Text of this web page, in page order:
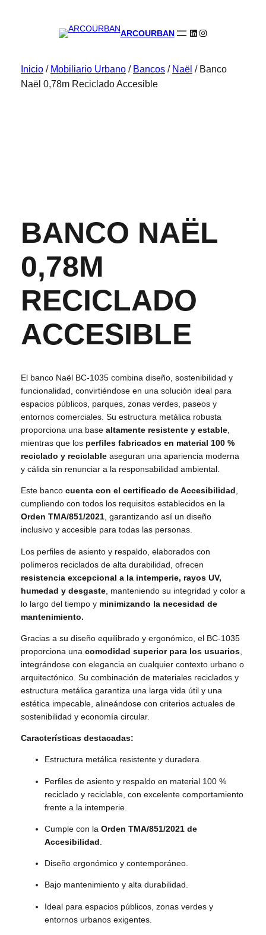
ARCOURBAN LinkedIn
Instagram
Inicio/ Mobiliario Urbano/ Bancos/ Naël / Banco
Naël 0,78m Reciclado Accesible
BANCO NAËL
0,78M
RECICLADO
ACCESIBLE
El banco Naël BC-1035 combina diseño, sostenibilidad y
funcionalidad, convirtiéndose en una solución ideal para
espacios públicos, parques, zonas verdes, paseos y
entornos comerciales. Su estructura metálica robusta
proporciona una base altamente resistente y estable,
mientras que los perfiles fabricados en material 100 %
reciclado y reciclableaseguran una apariencia moderna
y cálida sin renunciar a la responsabilidad ambiental.
Este bancocuenta con el certificado de Accesibilidad,
cumpliendo con todos los requisitos establecidos en la
Orden TMA/851/2021, garantizando así un diseño
inclusivo y accesible para todas las personas.
Los perfiles de asiento y respaldo, elaborados con
polímeros reciclados de alta durabilidad, ofrecen
resistencia excepcional a la intemperie, rayos UV,
humedad y desgaste, manteniendo su integridad y color a
lo largo del tiempo y minimizando la necesidad de
mantenimiento.
Gracias a su diseño equilibrado y ergonómico, el BC-1035
proporciona una comodidad superior para los usuarios,
integrándose con elegancia en cualquier contexto urbano o
arquitectónico. Su combinación de materiales reciclados y
estructura metálica garantiza una larga vida útil y una
estética impecable, alineándose con criterios actuales de
sostenibilidad y economía circular.
Características destacadas:
Estructura metálica resistente y duradera.
Perfiles de asiento y respaldo en material 100 %
reciclado y reciclable, con excelente comportamiento
frente a la intemperie.
Cumple con la Orden TMA/851/2021 de
Accesibilidad
Diseño ergonómico y contemporáneo.
Bajo mantenimiento y alta durabilidad.
Ideal para espacios públicos, zonas verdes y
entornos urbanos exigentes.